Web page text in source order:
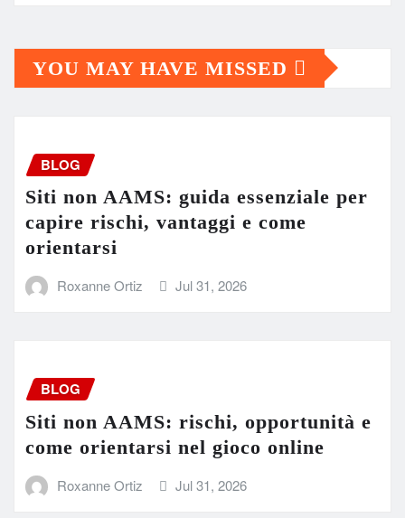
YOU MAY HAVE MISSED
BLOG
Siti non AAMS: guida essenziale per
capire rischi, vantaggi e come
orientarsi
Roxanne Ortiz Jul 31, 2026
BLOG
Siti non AAMS: rischi, opportunità e
come orientarsi nel gioco online
Roxanne Ortiz Jul 31, 2026